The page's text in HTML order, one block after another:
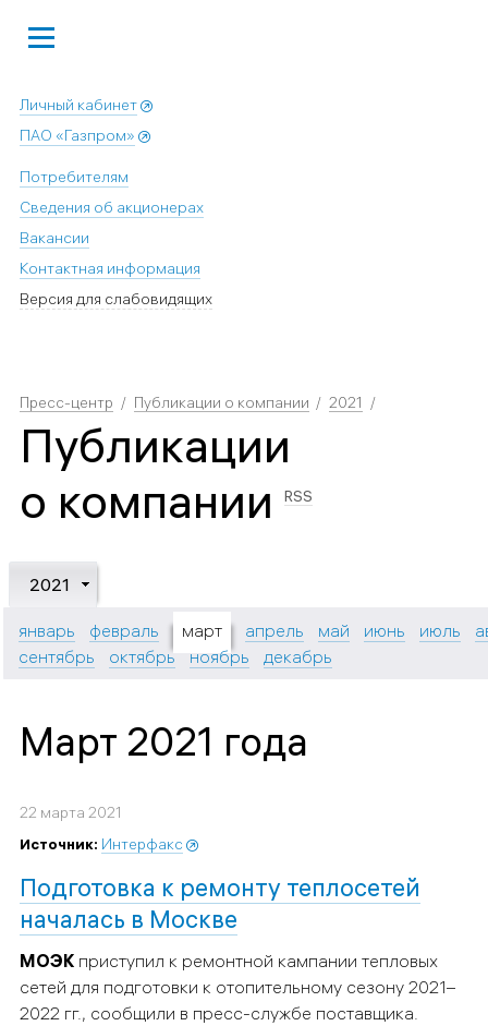
Личный кабинет
ПАО «Газпром»
Потребителям
Сведения об акционерах
Вакансии
Контактная информация
Версия для слабовидящих
Пресс-центр Публикации о компании 2021
Публикации
о компании
RSS
2021
январь февраль март апрель май июнь июль
сентябрь
октябрь ноябрь декабрь
Март 2021 года
22 марта 2021
Источник: Интерфакс
Подготовка к ремонту теплосетей
началась в Москве
МОЭК приступил к ремонтной кампании тепловых
сетей для подготовки к отопительному сезону 2021–
2022 гг., сообщили в пресс-службе поставщика.